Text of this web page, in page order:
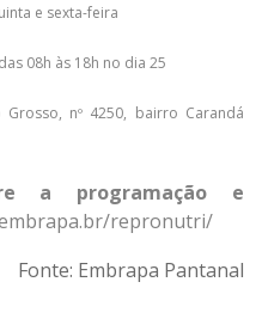
e sexta-feira
08h às 18h no dia 25
nº 4250, bairro Carandá
a programação e
repronutri/
Fonte: Embrapa Pantanal